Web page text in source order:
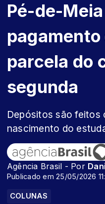
Pé-de-
parcela do
segunda
Depósitos são feitos
nascimento do
Agência Brasil - Por
Publicado em 25/05/2026
COLUNAS